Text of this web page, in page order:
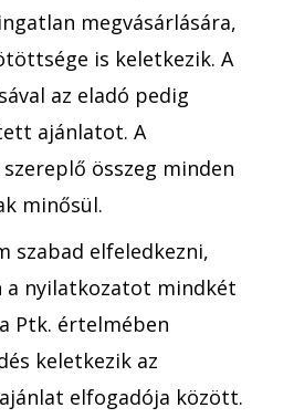
megvásárlására,
is keletkezik. A
az eladó pedig
ajánlatot. A
összeg minden
minősül.
szabad elfeledkezni,
a nyilatkozatot mindkét
Ptk. értelmében
keletkezik az
elfogadója között.